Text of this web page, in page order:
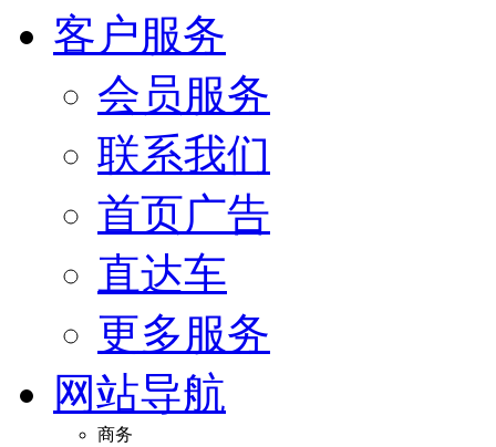
客户服务
会员服务
联系我们
首页广告
直达车
更多服务
网站导航
商务